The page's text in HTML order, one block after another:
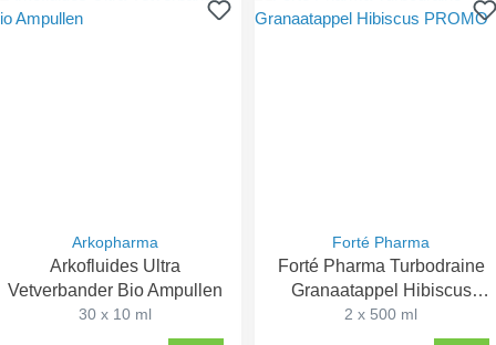
Arkopharma
Arkofluides Ultra
Vetverbander Bio Ampullen
30 x 10 ml
Forté Pharma
Forté Pharma Turbodraine
Granaatappel Hibiscus
PROMO
2 x 500 ml